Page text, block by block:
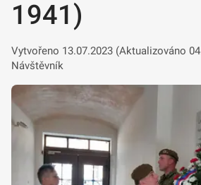
1941)
Vytvořeno 13.07.2023 (Aktualizováno
Návštěvník